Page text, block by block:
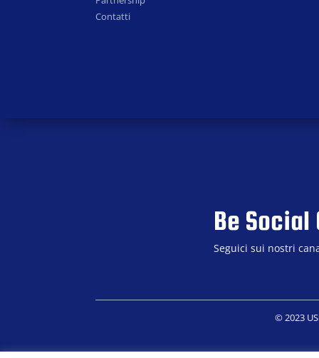
Contatti
Be Social
Seguici sui nostri
© 2023